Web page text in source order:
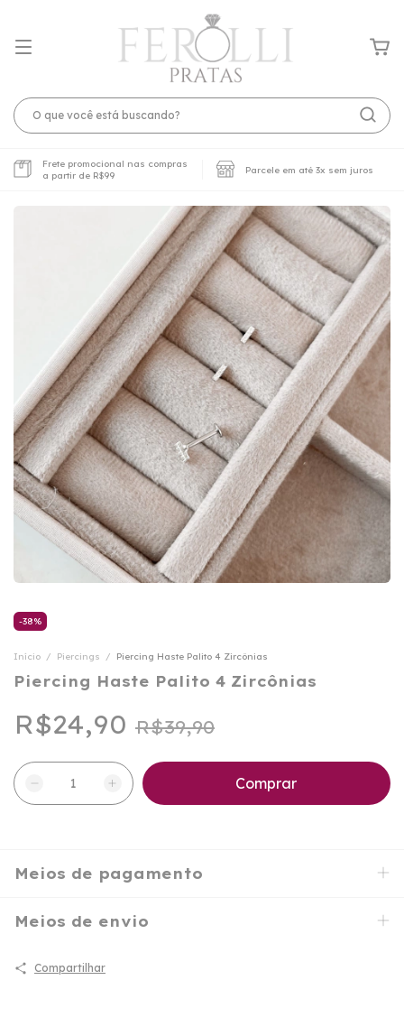
Frete promocional nas compras
a partir de R$99
Parcele em até 3x sem juros
-38%
Início / Piercings / Piercing Haste Palito 4 Zircônias
Piercing Haste Palito 4 Zircônias
R$24,90 R$39,90
Meios de pagamento
Meios de envio
Compartilhar